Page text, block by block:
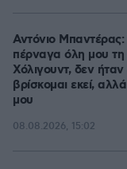
Αντόνιο
πέρναγα όλη μου
Χόλιγουντ, δεν
βρίσκομαι εκεί,
μου
08.08.2026, 15:02